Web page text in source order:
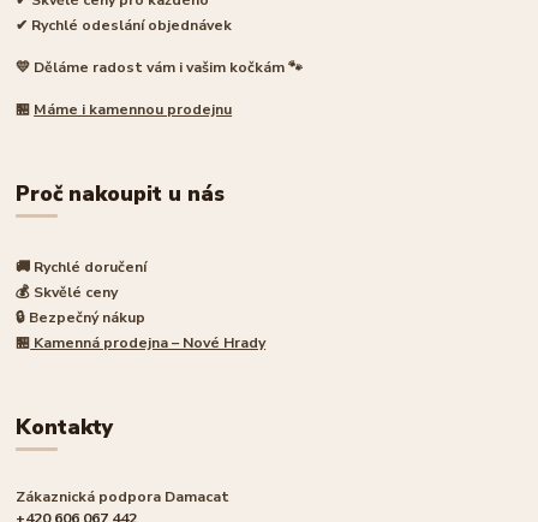
✔ Rychlé odeslání objednávek
💛 Děláme radost vám i vašim kočkám 🐾
🏪 Máme i kamennou prodejnu
Proč nakoupit u nás
🚚 Rychlé doručení
💰 Skvělé ceny
🔒 Bezpečný nákup
🏪 Kamenná prodejna – Nové Hrady
Kontakty
Zákaznická podpora Damacat